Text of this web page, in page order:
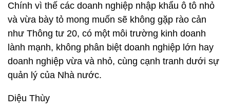
Chính vì thế các doanh nghiệp nhập khẩu ô tô nhỏ
và vừa bày tỏ mong muốn sẽ không gặp rào cản
như Thông tư 20, có một môi trường kinh doanh
lành mạnh, không phân biệt doanh nghiệp lớn hay
doanh nghiệp vừa và nhỏ, cùng cạnh tranh dưới sự
quản lý của Nhà nước.
Diệu Thùy